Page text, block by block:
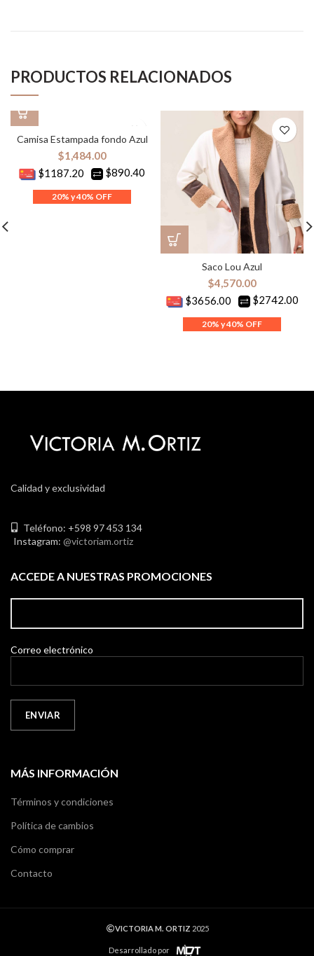
PRODUCTOS RELACIONADOS
Camisa Estampada fondo Azul
$1,484.00
$1187.20
$890.40
Saco Lou Azul
$4,570.00
$3656.00
$2742.00
Calidad y exclusividad
Teléfono: +598 97 453 134
Instagram: @victoriam.ortiz
ACCEDE A NUESTRAS PROMOCIONES
Correo electrónico
MÁS INFORMACIÓN
Términos y condiciones
Política de cambios
Cómo comprar
Contacto
VICTORIA M. ORTIZ 2025
Desarrollado por